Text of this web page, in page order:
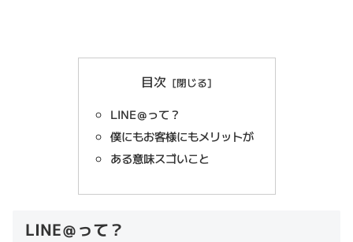
目次
LINE＠って？
僕にもお客様にもメリットが
ある意味スゴいこと
LINE＠って？